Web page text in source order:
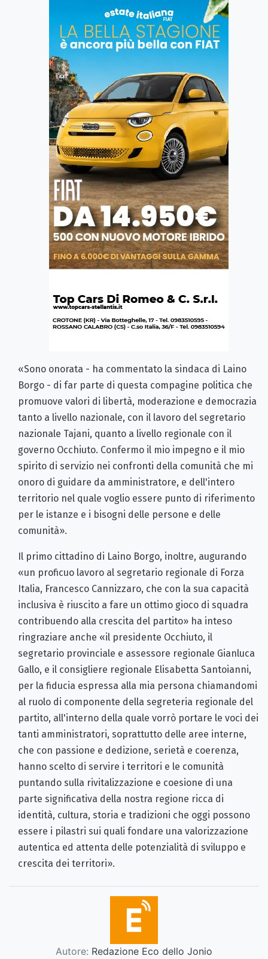
«Sono onorata - ha commentato la sindaca di Laino
Borgo - di far parte di questa compagine politica che
promuove valori di libertà, moderazione e democrazia
tanto a livello nazionale, con il lavoro del segretario
nazionale Tajani, quanto a livello regionale con il
governo Occhiuto. Confermo il mio impegno e il mio
spirito di servizio nei confronti della comunità che mi
onoro di guidare da amministratore, e dell'intero
territorio nel quale voglio essere punto di riferimento
per le istanze e i bisogni delle persone e delle
comunità».
Il primo cittadino di Laino Borgo, inoltre, augurando
«un proficuo lavoro al segretario regionale di Forza
Italia, Francesco Cannizzaro, che con la sua capacità
inclusiva è riuscito a fare un ottimo gioco di squadra
contribuendo alla crescita del partito» ha inteso
ringraziare anche «il presidente Occhiuto, il
segretario provinciale e assessore regionale Gianluca
Gallo, e il consigliere regionale Elisabetta Santoianni,
per la fiducia espressa alla mia persona chiamandomi
al ruolo di componente della segreteria regionale del
partito, all'interno della quale vorrò portare le voci dei
tanti amministratori, soprattutto delle aree interne,
che con passione e dedizione, serietà e coerenza,
hanno scelto di servire i territori e le comunità
puntando sulla rivitalizzazione e coesione di una
parte significativa della nostra regione ricca di
identità, cultura, storia e tradizioni che oggi possono
essere i pilastri sui quali fondare una valorizzazione
autentica ed attenta delle potenzialità di sviluppo e
crescita dei territori».
Autore: Redazione Eco dello Jonio